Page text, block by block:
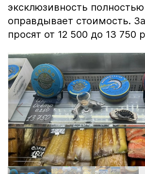
эксклюзивность полностью
оправдывает стоимость.
просят от 12 500 до 13 750